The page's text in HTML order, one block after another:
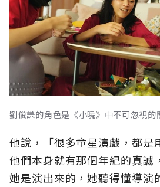
劉俊謙的角色是《小曉》中不可忽視的
他說，「很多童星演戲，都是
他們本身就有那個年紀的真誠
她是演出來的，她聽得懂導演